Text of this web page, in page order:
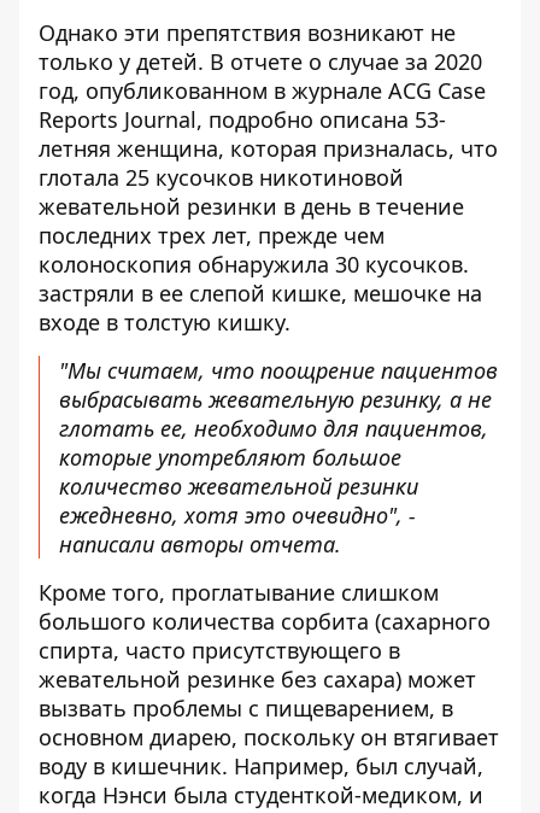
Однако эти препятствия возникают не
только у детей. В отчете о случае за 2020
год, опубликованном в журнале ACG Case
Reports Journal, подробно описана 53-
летняя женщина, которая призналась, что
глотала 25 кусочков никотиновой
жевательной резинки в день в течение
последних трех лет, прежде чем
колоноскопия обнаружила 30 кусочков.
застряли в ее слепой кишке, мешочке на
входе в толстую кишку.
"Мы считаем, что поощрение пациентов
выбрасывать жевательную резинку, а не
глотать ее, необходимо для пациентов,
которые употребляют большое
количество жевательной резинки
ежедневно, хотя это очевидно", -
написали авторы отчета.
Кроме того, проглатывание слишком
большого количества сорбита (сахарного
спирта, часто присутствующего в
жевательной резинке без сахара) может
вызвать проблемы с пищеварением, в
основном диарею, поскольку он втягивает
воду в кишечник. Например, был случай,
когда Нэнси была студенткой-медиком, и